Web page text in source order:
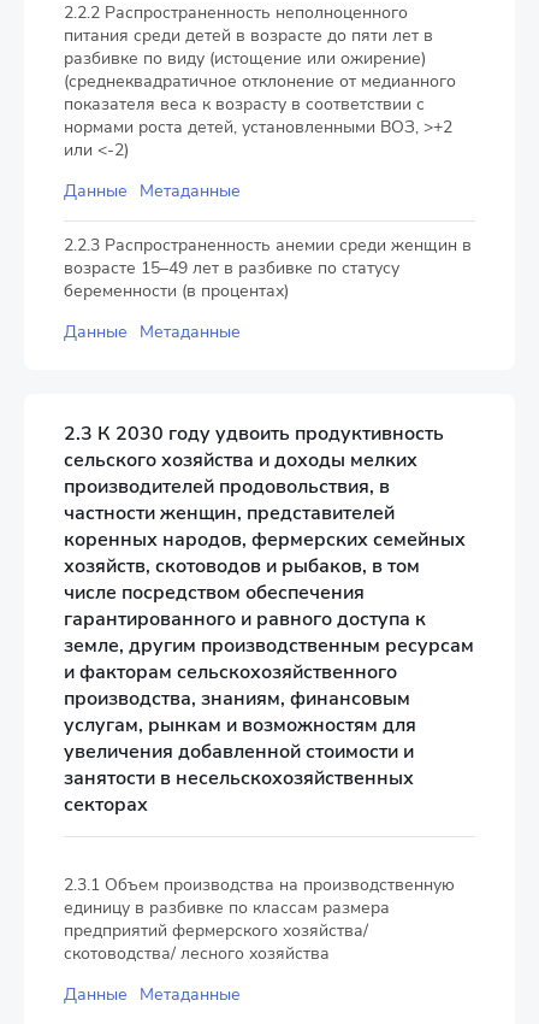
2.2.2 Распространенность неполноценного
питания среди детей в возрасте до пяти лет в
разбивке по виду (истощение или ожирение)
(среднеквадратичное отклонение от медианного
показателя веса к возрасту в соответствии с
нормами роста детей, установленными ВОЗ, >+2
или <-2)
Данные
Метаданные
2.2.3 Распространенность анемии среди женщин в
возрасте 15–49 лет в разбивке по статусу
беременности (в процентах)
Данные
Метаданные
2.3 К 2030 году удвоить продуктивность
сельского хозяйства и доходы мелких
производителей продовольствия, в
частности женщин, представителей
коренных народов, фермерских семейных
хозяйств, скотоводов и рыбаков, в том
числе посредством обеспечения
гарантированного и равного доступа к
земле, другим производственным ресурсам
и факторам сельскохозяйственного
производства, знаниям, финансовым
услугам, рынкам и возможностям для
увеличения добавленной стоимости и
занятости в несельскохозяйственных
секторах
2.3.1 Объем производства на производственную
единицу в разбивке по классам размера
предприятий фермерского хозяйства/
скотоводства/ лесного хозяйства
Данные
Метаданные